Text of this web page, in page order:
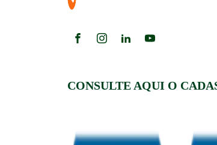
CONSULTE AQUI O